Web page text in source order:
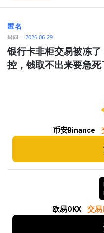
qask
最
新
问
匿名
提问： 2026-06-29
银行卡非柜交易被冻
控，钱取不出来要急死
币安Binance
欧易OKX 交易